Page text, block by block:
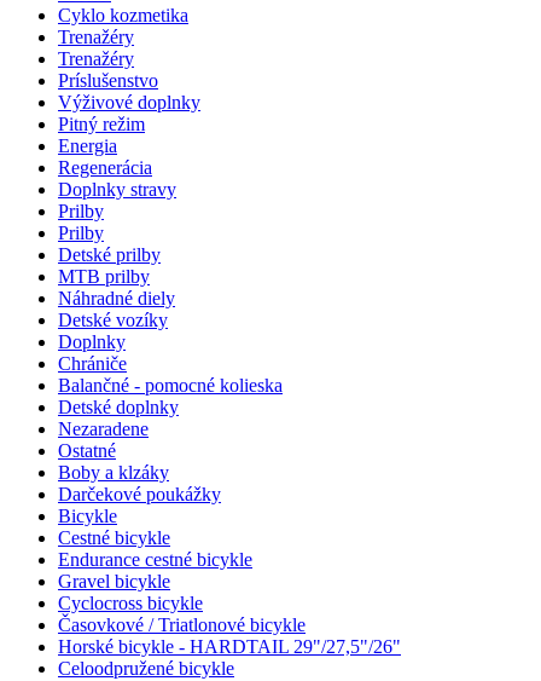
Cyklo kozmetika
Trenažéry
Trenažéry
Príslušenstvo
Výživové doplnky
Pitný režim
Energia
Regenerácia
Doplnky stravy
Prilby
Prilby
Detské prilby
MTB prilby
Náhradné diely
Detské vozíky
Doplnky
Chrániče
Balančné - pomocné kolieska
Detské doplnky
Nezaradene
Ostatné
Boby a klzáky
Darčekové poukážky
Bicykle
Cestné bicykle
Endurance cestné bicykle
Gravel bicykle
Cyclocross bicykle
Časovkové / Triatlonové bicykle
Horské bicykle - HARDTAIL 29"/27,5"/26"
Celoodpružené bicykle